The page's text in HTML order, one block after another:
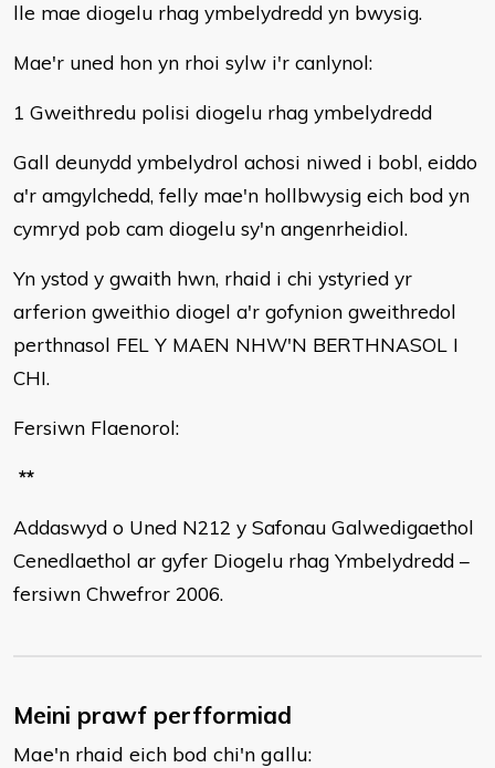
lle mae diogelu rhag ymbelydredd yn bwysig.
Mae'r uned hon yn rhoi sylw i'r canlynol:
1 Gweithredu polisi diogelu rhag ymbelydredd
Gall deunydd ymbelydrol achosi niwed i bobl, eiddo
a'r amgylchedd, felly mae'n hollbwysig eich bod yn
cymryd pob cam diogelu sy'n angenrheidiol.
Yn ystod y gwaith hwn, rhaid i chi ystyried yr
arferion gweithio diogel a'r gofynion gweithredol
perthnasol FEL Y MAEN NHW'N BERTHNASOL I
CHI.
Fersiwn Flaenorol:
**
Addaswyd o Uned N212 y Safonau Galwedigaethol
Cenedlaethol ar gyfer Diogelu rhag Ymbelydredd –
fersiwn Chwefror 2006.
Meini prawf perfformiad
Mae'n rhaid eich bod chi'n gallu: